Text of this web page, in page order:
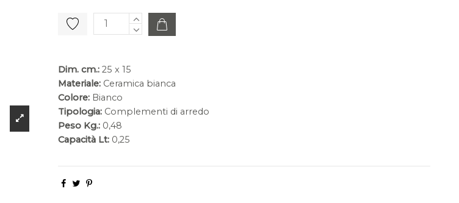
Dim. cm.: 25 x 15
Materiale: Ceramica bianca
Colore: Bianco
Tipologia: Complementi di arredo
Peso Kg.: 0,48
Capacità Lt: 0,25